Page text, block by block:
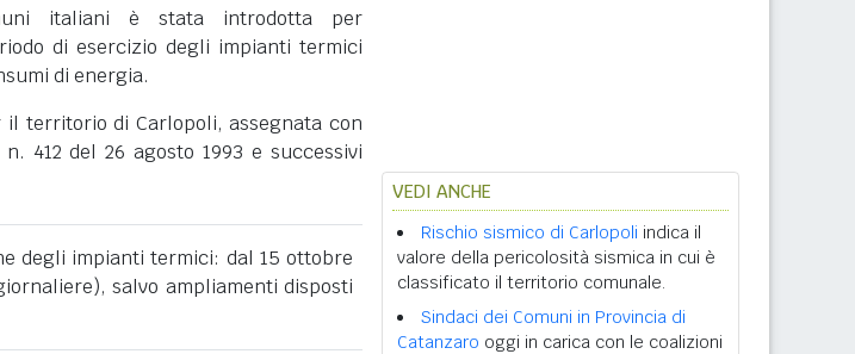
italiani è stata introdotta per
di esercizio degli impianti termici
di energia.
territorio di Carlopoli, assegnata con
412 del 26 agosto 1993 e successivi
degli impianti termici: dal 15 ottobre
salvo ampliamenti disposti
VEDI ANCHE
Rischio sismico di Carlopoli indica il
valore della pericolosità sismica in cui è
classificato il territorio comunale.
Sindaci dei Comuni in Provincia di
Catanzaro oggi in carica con le coalizioni